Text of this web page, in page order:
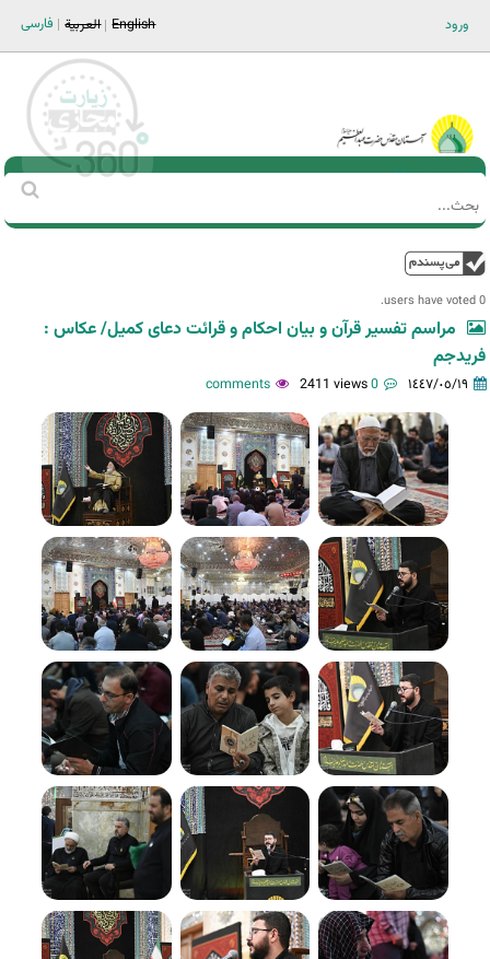
ورود فارسی العربية English
Main men-AR
استمارة
‏
0 users have voted.
مراسم تفسیر قرآن و بیان احکام و قرائت دعای کمیل/ عکاس :
فریدجم
١٤٤٧/٠٥/١٩ 0 comments
2411 views